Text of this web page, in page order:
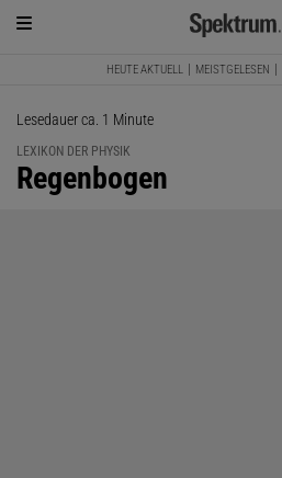
HEUTE AKTUELL MEISTGELESEN
Lesedauer ca. 1 Minute
LEXIKON DER PHYSIK
:
Regenbogen